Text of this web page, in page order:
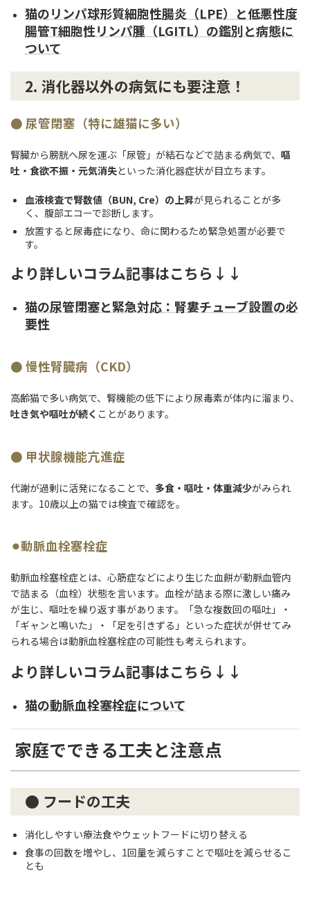
猫のリンパ球形質細胞性腸炎（LPE）と低悪性度
腸管T細胞性リンパ腫（LGITL）の鑑別と病態に
ついて
2. 消化器以外の病気にも要注意！
● 尿管閉塞（特に雄猫に多い）
腎臓から膀胱へ尿を運ぶ「尿管」が結石などで詰まる病気で、 嘔
吐・食欲不振・元気消失といった消化器症状が目立ちます。
血液検査で腎数値（BUN, Cre）の上昇が見られることが多
く、腹部エコーで診断します。
放置すると尿毒症になり、命に関わるため緊急処置が必要で
す。
より詳しいコラム記事はこちら↓↓
猫の尿管閉塞と緊急対応：腎婁チューブ設置の必
要性
● 慢性腎臓病（CKD）
高齢猫で多い病気で、腎機能の低下により尿毒素が体内に溜まり、
吐き気や嘔吐が続く ことがあります。
● 甲状腺機能亢進症
代謝が過剰に活発になることで、 多食・嘔吐・体重減少がみられ
ます。10歳以上の猫では検査で確認を。
⚫︎動脈血栓塞栓症
動脈血栓塞栓症とは、心筋症などにより生じた血餅が動脈血管内
で詰まる（血栓）状態を言います。血栓が詰まる際に激しい痛み
が生じ、嘔吐を繰り返す事があります。「急な複数回の嘔吐」・
「ギャンと鳴いた」・「足を引きずる」といった症状が併せてみ
られる場合は動脈血栓塞栓症の可能性も考えられます。
より詳しいコラム記事はこちら↓↓
猫の動脈血栓塞栓症について
家庭でできる工夫と注意点
● フードの工夫
消化しやすい療法食やウェットフードに切り替える
食事の回数を増やし、1回量を減らすことで嘔吐を減らせるこ
とも